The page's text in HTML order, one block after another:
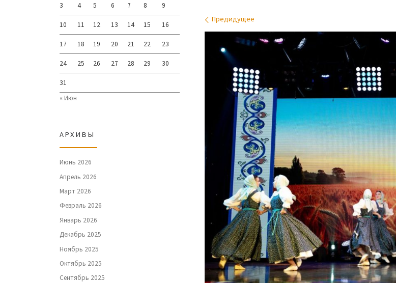
Навигация по изображениям
Предидущее
3 4 5 6 7 8 9
10 11 12 13 14 15 16
17 18 19 20 21 22 23
24 25 26 27 28 29 30
31
« Июн
АРХИВЫ
Июнь 2026
Апрель 2026
Март 2026
Февраль 2026
Январь 2026
Декабрь 2025
Ноябрь 2025
Октябрь 2025
Сентябрь 2025